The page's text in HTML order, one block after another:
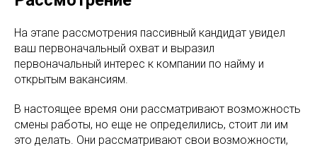
На этапе рассмотрения пассивный кандидат увидел
ваш первоначальный охват и выразил
первоначальный интерес к компании по найму и
открытым вакансиям.
В настоящее время они рассматривают возможность
смены работы, но еще не определились, стоит ли им
это делать. Они рассматривают свои возможности,